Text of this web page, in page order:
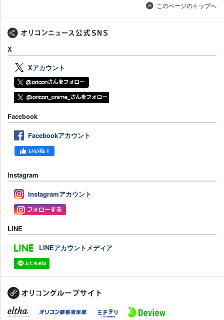
このページのトップへ
X
Xアカウント
Facebook
Facebookアカウント
Instagram
Instagramアカウント
LINE
LINEアカウントメディア